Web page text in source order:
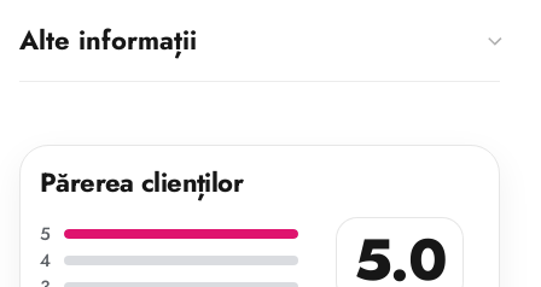
Alte informații
Părerea clienților
5
4
5.0